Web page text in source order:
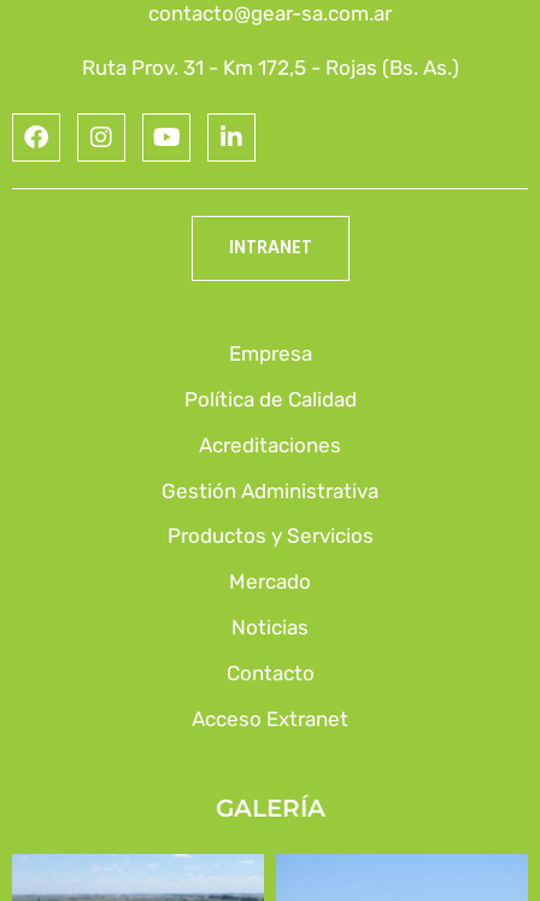
contacto@gear-sa.com.ar
Ruta Prov. 31 - Km 172,5 - Rojas (Bs. As.)
INTRANET
Empresa
Política de Calidad
Acreditaciones
Gestión Administrativa
Productos y Servicios
Mercado
Noticias
Contacto
Acceso Extranet
GALERÍA